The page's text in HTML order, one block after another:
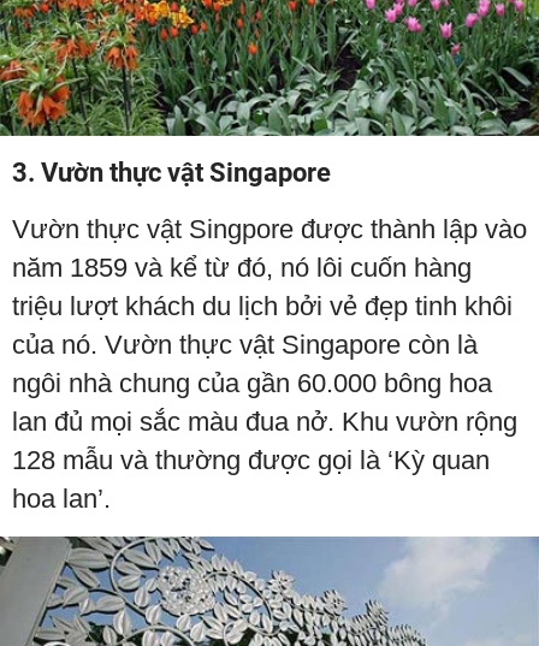
3. Vườn thực vật Singapore
Vườn thực vật Singpore được thành lập vào
năm 1859 và kể từ đó, nó lôi cuốn hàng
triệu lượt khách du lịch bởi vẻ đẹp tinh khôi
của nó. Vườn thực vật Singapore còn là
ngôi nhà chung của gần 60.000 bông hoa
lan đủ mọi sắc màu đua nở. Khu vườn rộng
128 mẫu và thường được gọi là ‘Kỳ quan
hoa lan’.